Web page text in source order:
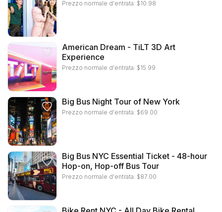
Prezzo normale d'entrata: $10.98
American Dream - TiLT 3D Art
Experience
Prezzo normale d'entrata: $15.99
Big Bus Night Tour of New York
Prezzo normale d'entrata: $69.00
Big Bus NYC Essential Ticket - 48-hour
Hop-on, Hop-off Bus Tour
Prezzo normale d'entrata: $87.00